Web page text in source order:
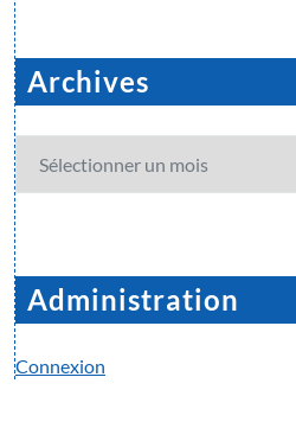
Archives
Archives
Administration
Connexion